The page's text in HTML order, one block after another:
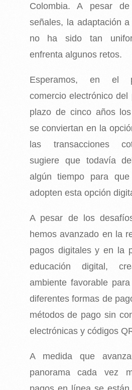
Colombia. A pesar
señales, la adaptación
no ha sido tan
enfrenta algunos retos.
Esperamos, en el
comercio electrónico
plazo de cinco años
se conviertan en la
las transacciones
sugiere que todavía
algún tiempo para
adopten esta opción
A pesar de los
hemos avanzado en la
pagos digitales y en la
educación digital,
ambiente favorable
diferentes formas de
métodos de pago sin
electrónicas y códigos
A medida que
panorama cada vez